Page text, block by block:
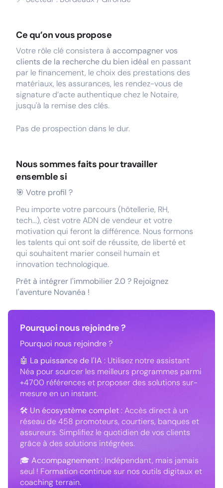
Ce qu’on vous propose
Votre rôle clé consistera à accompagner vos
clients de la recherche du bien idéal en passant
par le financement, le choix des prestations des
matériaux, les assurances, les rendez-vous de
signature d’acte authentique chez le Notaire,
jusqu'à la remise des clés.
Pas de prospection dans le dur.
Nous sommes faits pour travailler
ensemble si
🎯 Votre profil ?
Peu importe votre parcours (hôtellerie, RH,
tech...), c'est votre ADN de vendeur et votre
motivation qui feront la différence. Nous formons
les talents qui ont soif de réussite, de liberté et
qui souhaitent marier conseil humain et
innovation technologique.
Prêt à intégrer l'immobilier 2.0 ? Rejoignez
l'aventure Novanéa !
Pourquoi nous rejoindre ?
Pourquoi nous rejoindre ?
🤖 La puissance de l'IA : Utilisez notre assistant
Néa pour sourcer les meilleurs programmes parmi
+4700 références et proposer des solutions sur-
mesure en un instant.
🛠 Un écosystème complet: Accès direct à un
réseau de 458 promoteurs, courtiers, banques et
assureurs. Simplifiez le quotidien de vos clients
grâce à des solutions intégrées.
🎓 Accompagnement: Indépendant, mais jamais
seul ! Formation continue sur nos outils digitaux et
coaching terrain.